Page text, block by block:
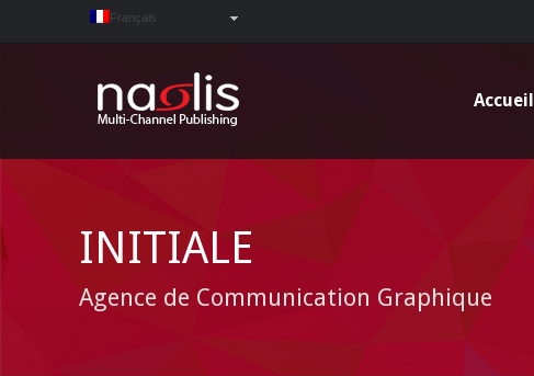
Français
Accueil
INITIALE
Agence de Communication Graphique